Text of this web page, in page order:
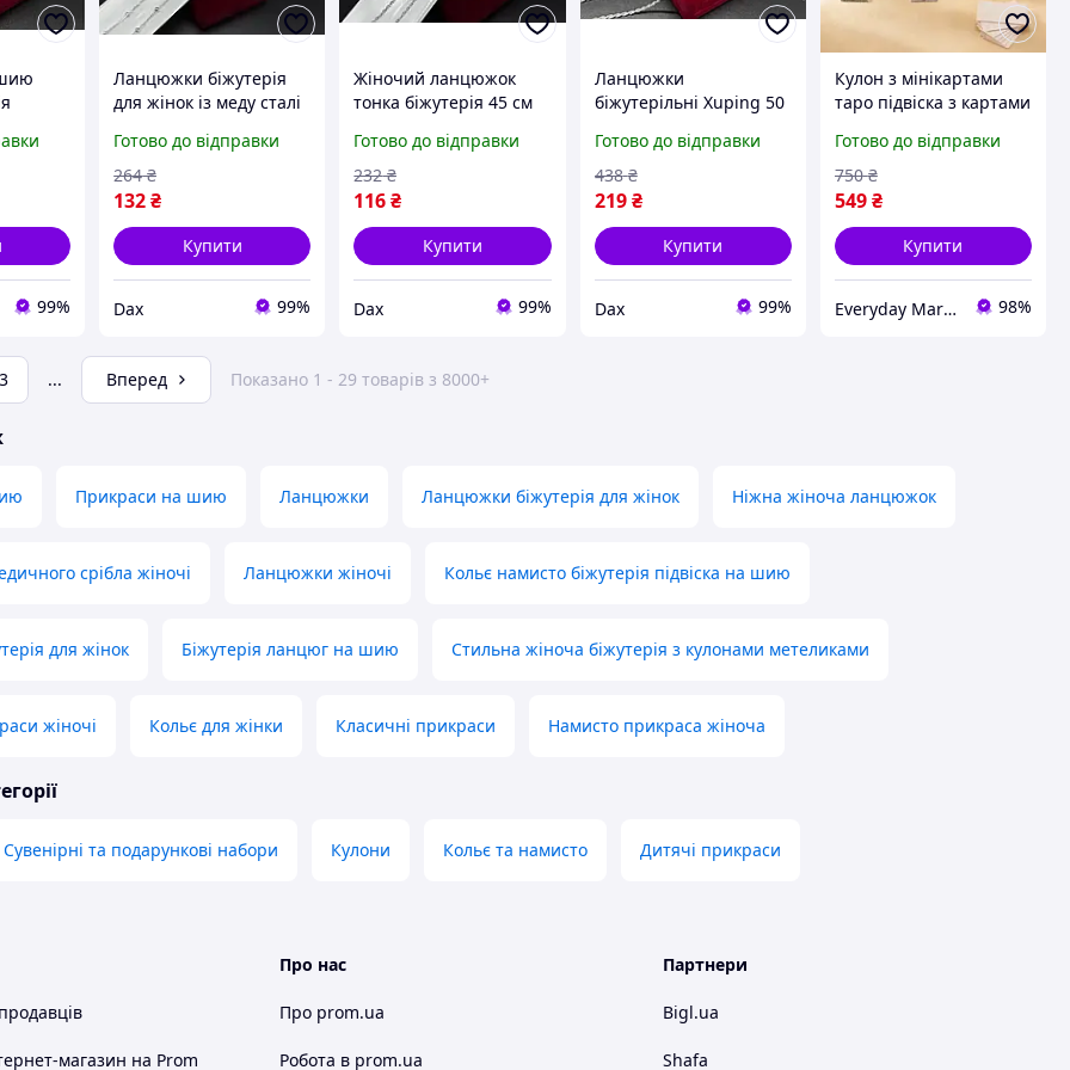
99%
Ланцюжки біжутерія
для жінок із меду сталі
прикраси Xuping 45 см
гарні ланцюжки модна
біжутерія
Готово до відправки
132₴
264 ₴
Купити
Dax 99%
Жіночий ланцюжок
тонка біжутерія 45 см
біжутерія для жінок
Xuping гарні ланцюжки
на шию
Готово до відправки
116₴
232 ₴
Купити
Dax 99%
Ланцюжки
біжутерільні Xuping 50
біжутерія прикраси для
жінок тонка на шию з
медичного золота pix
Готово до відправки
219 ₴
438 ₴
Купити
Dax 99%
Кулон з мінікартами
таро підвіска з картами
прикраса для жінок
біжутерія з картами
таро
Готово до відправки
549₴
750 ₴
Купити
Everyday Market 98%
3 ... Вперед Показано 1 - 29 товарів з 8000+
Прикраси на шию Ланцюжки Ланцюжки біжутерія для жінок Ніжна жіноча ланцюжок
срібла жіночі Ланцюжки жіночі Кольє намисто біжутерія підвіска на шию
для жінок Біжутерія ланцюг на шию Стильна жіноча біжутерія з кулонами метеликами
жіночі Кольє для жінки Класичні прикраси Намисто прикраса жіноча
Сувенірні та подарункові набори Кулони Кольє та намисто Дитячі прикраси
магазин на Prom
Про нас
Про prom.ua
Робота в prom.ua
Партнери
Bigl.ua
Shafa